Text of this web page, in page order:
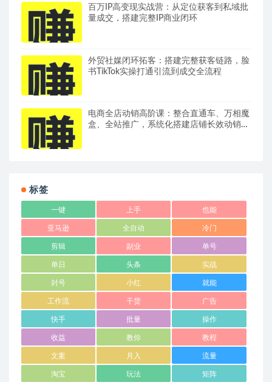
百万IP高变现实战营：从定位获客到私域批
量成交，搭建完整IP商业闭环
外贸社媒闭环拓客：搭建完整获客链路，脸
书TikTok实操打通引流到成交全流程
电商全店动销高阶课：整合直通车、万相魔
盒、全站推广，系统化搭建店铺长效动销方
标签
一键 上手 也能
亚马逊 全自动 冷门
剪辑 副业 单号
单日 头条 实战
封号 小红 就能
工作流 干货 广告
快手 批量 操作
收益 教你 教程
文案 月入 流量
淘宝 玩法 矩阵